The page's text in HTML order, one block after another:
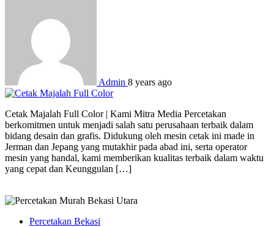
Admin 8 years ago
Cetak Majalah Full Color | Kami Mitra Media Percetakan
berkomitmen untuk menjadi salah satu perusahaan terbaik dalam
bidang desain dan grafis. Didukung oleh mesin cetak ini made in
Jerman dan Jepang yang mutakhir pada abad ini, serta operator
mesin yang handal, kami memberikan kualitas terbaik dalam waktu
yang cepat dan Keunggulan […]
Percetakan Bekasi